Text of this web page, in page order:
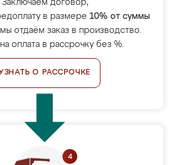
Заключаем договор,
в размере 10% от суммы
отдаём заказ в производство.
оплата в рассрочку без %.
О РАССРОЧКЕ